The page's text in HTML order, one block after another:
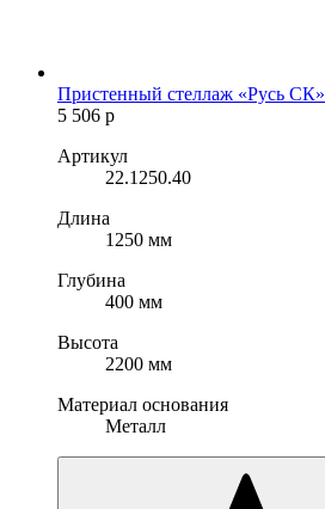
Пристенный стеллаж «Русь СК»
5 506 р
Артикул
22.1250.40
Длина
1250 мм
Глубина
400 мм
Высота
2200 мм
Материал основания
Металл